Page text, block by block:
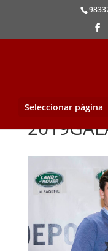
Seleccionar página